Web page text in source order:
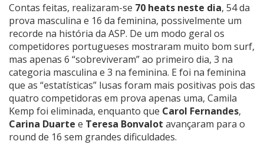
Contas feitas, realizaram-se 70 heats neste dia, 54 da
prova masculina e 16 da feminina, possivelmente um
recorde na história da ASP. De um modo geral os
competidores portugueses mostraram muito bom surf,
mas apenas 6 “sobreviveram” ao primeiro dia, 3 na
categoria masculina e 3 na feminina. E foi na feminina
que as “estatísticas” lusas foram mais positivas pois das
quatro competidoras em prova apenas uma, Camila
Kemp foi eliminada, enquanto que Carol Fernandes,
Carina Duarte e Teresa Bonvalot avançaram para o
round de 16 sem grandes dificuldades.